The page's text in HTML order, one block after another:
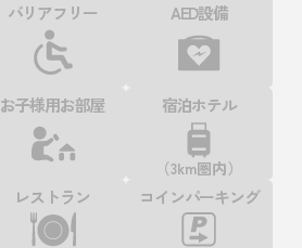
バリアフリー AED設備
お子様用お部屋 宿泊ホテル
（3km圏内）
レストラン コインパーキング